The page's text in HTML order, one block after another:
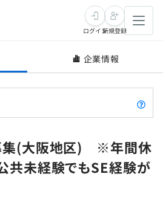
ログイン新規登録
企業情報
集(大阪地区) ※年間休
共未経験でもSE経験が